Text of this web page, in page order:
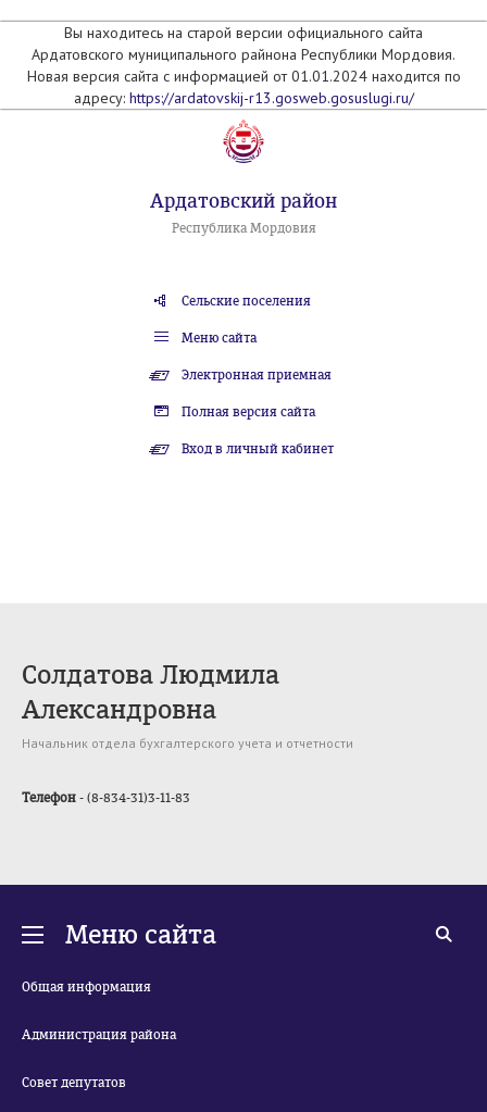
Вы находитесь на старой версии официального сайта
Ардатовского муниципального райнона Республики Мордовия.
Новая версия сайта с информацией от 01.01.2024 находится по
адресу: https://ardatovskij-r13.gosweb.gosuslugi.ru/
Ардатовский район
Республика Мордовия
Сельские поселения
Меню сайта
Электронная приемная
Полная версия сайта
Вход в личный кабинет
Солдатова Людмила
Александровна
Начальник отдела бухгалтерского учета и отчетности
Телефон - (8-834-31)3-11-83
Меню сайта
Общая информация
Администрация района
Совет депутатов